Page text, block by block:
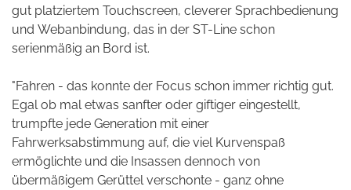
gut platziertem Touchscreen, cleverer Sprachbedienung
und Webanbindung, das in der ST-Line schon
serienmäßig an Bord ist.
"Fahren - das konnte der Focus schon immer richtig gut.
Egal ob mal etwas sanfter oder giftiger eingestellt,
trumpfte jede Generation mit einer
Fahrwerksabstimmung auf, die viel Kurvenspaß
ermöglichte und die Insassen dennoch von
übermäßigem Gerüttel verschonte - ganz ohne